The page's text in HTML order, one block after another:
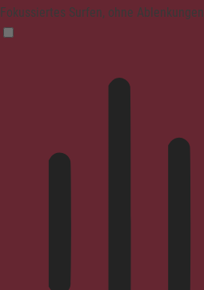
Fokussiertes Surfen, ohne Ablenkungen